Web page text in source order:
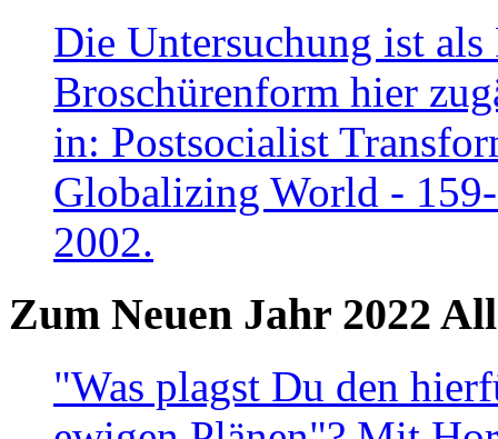
Die Untersuchung ist
Broschürenform hier
in: Postsocialist
Globalizing World -
2002.
Zum Neuen Jahr 2022
"Was plagst Du den